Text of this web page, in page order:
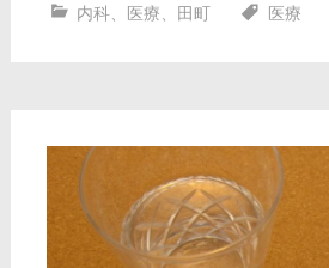
内科、 医療、 田町 医療